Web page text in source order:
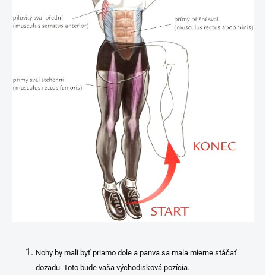
Nohy by mali byť priamo dole a panva sa mala mierne stáčať
dozadu. Toto bude vaša východisková pozícia.